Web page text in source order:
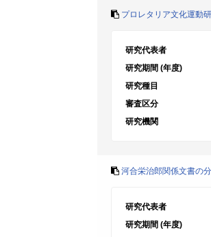
プロレタリア文化運動
研究代表者
研究期間 (年度)
研究種目
審査区分
研究機関
河合栄治郎関係文書の
研究代表者
研究期間 (年度)